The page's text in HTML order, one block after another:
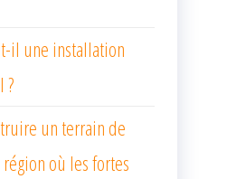
il une installation
?
un terrain de
où les fortes